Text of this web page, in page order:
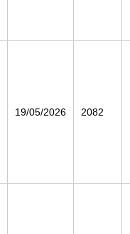
19/05/2026 2082